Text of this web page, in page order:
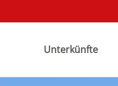
Unterkünfte